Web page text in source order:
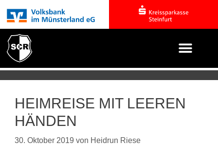
HEIMREISE MIT LEEREN
HÄNDEN
30. Oktober 2019 von Heidrun Riese